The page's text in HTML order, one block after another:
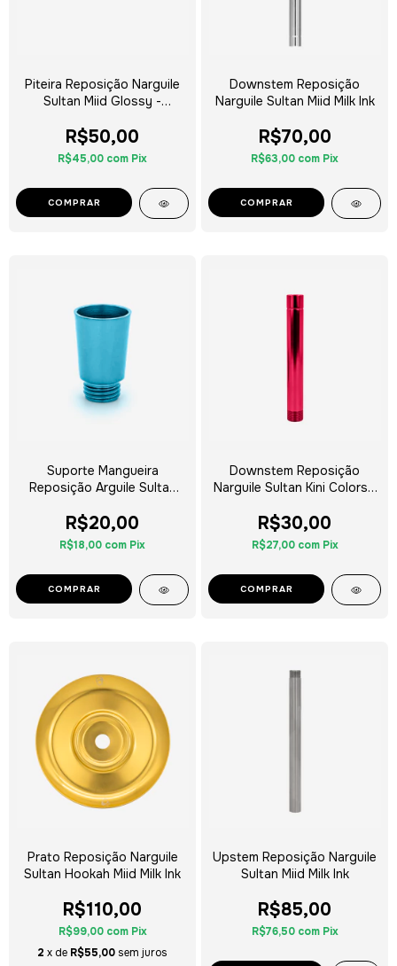
Piteira Reposição Narguile
Sultan Miid Glossy -
R$50,00
R$45,00 com Pix
COMPRAR
Downstem Reposição
Narguile Sultan Miid Milk Ink
R$70,00
R$63,00 com Pix
COMPRAR
Suporte Mangueira
Reposição Arguile Sultan
R$20,00
R$18,00 com Pix
COMPRAR
Downstem Reposição
Narguile Sultan Kini Colors -
R$30,00
R$27,00 com Pix
COMPRAR
Prato Reposição Narguile
Sultan Hookah Miid Milk Ink
R$110,00
R$99,00 com Pix
2 x de R$55,00 sem juros
Upstem Reposição Narguile
Sultan Miid Milk Ink
R$85,00
R$76,50 com Pix